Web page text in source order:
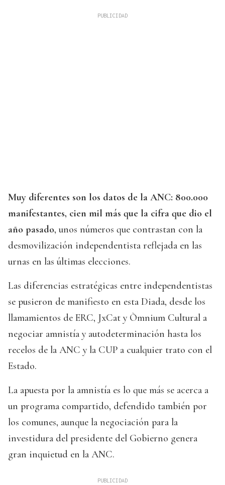
Muy diferentes son los datos de la ANC: 800.000
manifestantes, cien mil más que la cifra que dio el
año pasado, unos números que contrastan con la
desmovilización independentista reflejada en las
urnas en las últimas elecciones.
Las diferencias estratégicas entre independentistas
se pusieron de manifiesto en esta Diada, desde los
llamamientos de ERC, JxCat y Òmnium Cultural a
negociar amnistía y autodeterminación hasta los
recelos de la ANC y la CUP a cualquier trato con el
Estado.
La apuesta por la amnistía es lo que más se acerca a
un programa compartido, defendido también por
los comunes, aunque la negociación para la
investidura del presidente del Gobierno genera
gran inquietud en la ANC.